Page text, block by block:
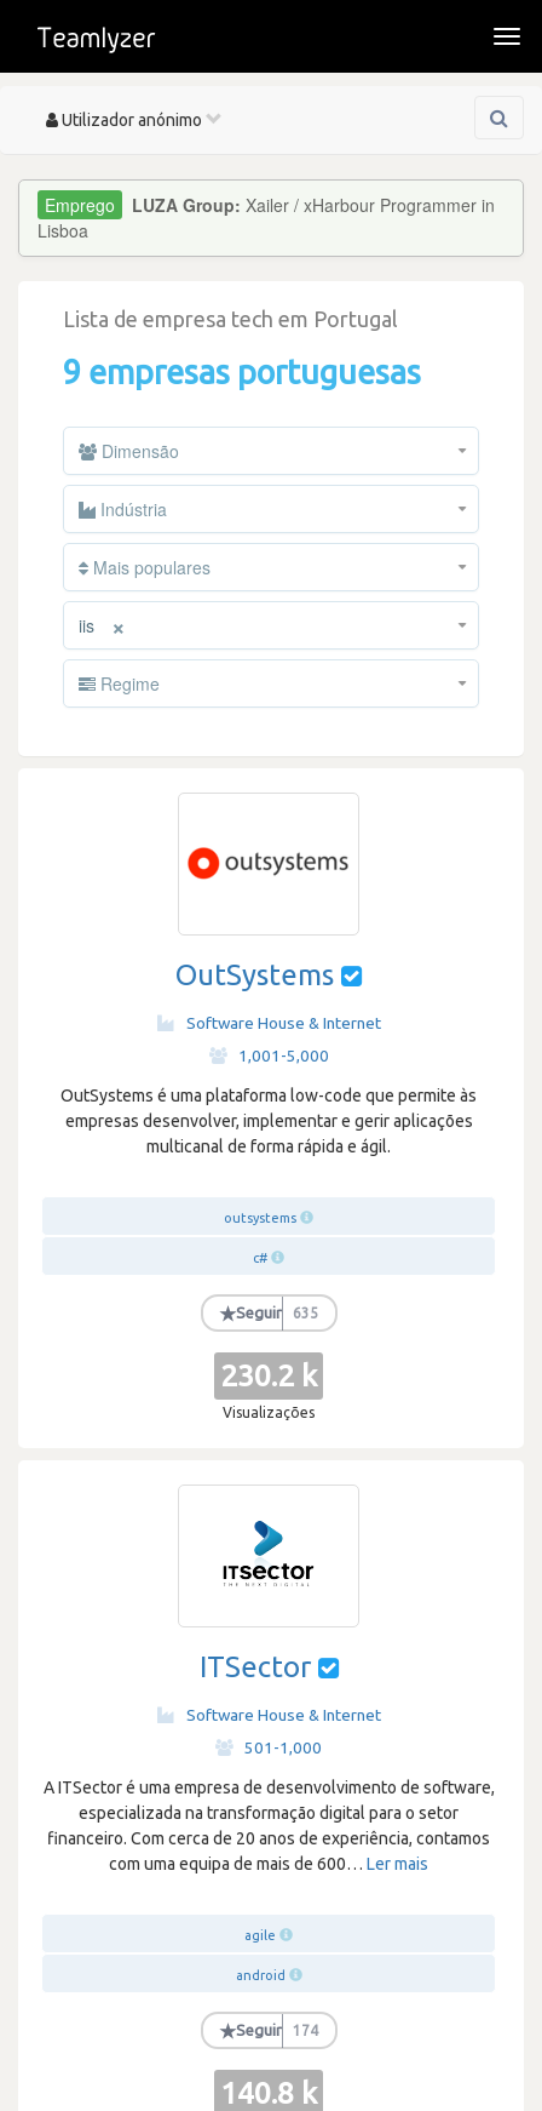
Toggle
Utilizador anónimo
LUZA Group: Xailer / xHarbour Programmer in
Lisboa
Lista de empresa tech em Portugal
9 empresas portuguesas
Dimensão
Indústria
Mais populares
×
iis
Regime
OutSystems
Software House & Internet
1,001-5,000
OutSystems é uma plataforma low-code que permite às
empresas desenvolver, implementar e gerir aplicações
multicanal de forma rápida e ágil.
outsystems
c#
★Seguir 635
230.2 k
Visualizações
ITSector
Software House & Internet
501-1,000
A ITSector é uma empresa de desenvolvimento de software,
especializada na transformação digital para o setor
financeiro. Com cerca de 20 anos de experiência, contamos
com uma equipa de mais de 600… Ler mais
agile
android
★Seguir 174
140.8 k